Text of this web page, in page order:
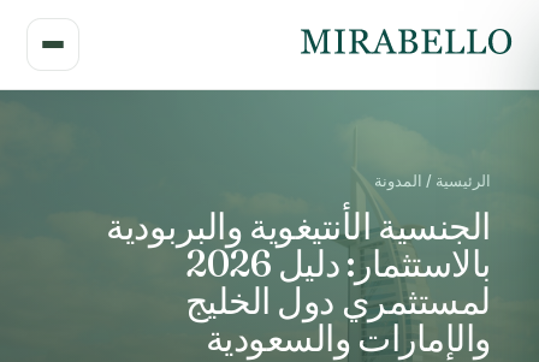
الرئيسية / المدونة
الجنسية الأنتيغوية والبربودية
بالاستثمار: دليل 2026
لمستثمري دول الخليج
والإمارات والسعودية